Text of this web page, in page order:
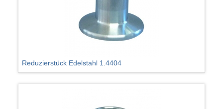
Reduzierstück Edelstahl 1.4404